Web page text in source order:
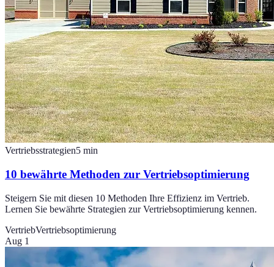
Vertriebsstrategien5 min
10 bewährte Methoden zur Vertriebsoptimierung
Steigern Sie mit diesen 10 Methoden Ihre Effizienz im Vertrieb.
Lernen Sie bewährte Strategien zur Vertriebsoptimierung kennen.
VertriebVertriebsoptimierung
Aug 1